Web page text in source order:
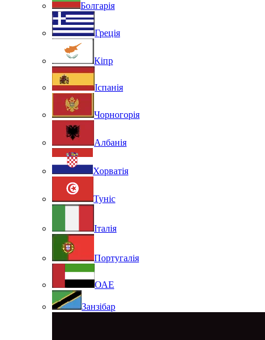
Болгарія
Греція
Кіпр
Іспанія
Чорногорія
Албанія
Хорватія
Туніс
Італія
Португалія
ОАЕ
Занзібар